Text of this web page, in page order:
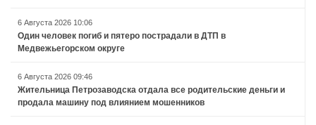
6 Августа 2026 10:06
Один человек погиб и пятеро пострадали в ДТП в
Медвежьегорском округе
6 Августа 2026 09:46
Жительница Петрозаводска отдала все родительские деньги и
продала машину под влиянием мошенников